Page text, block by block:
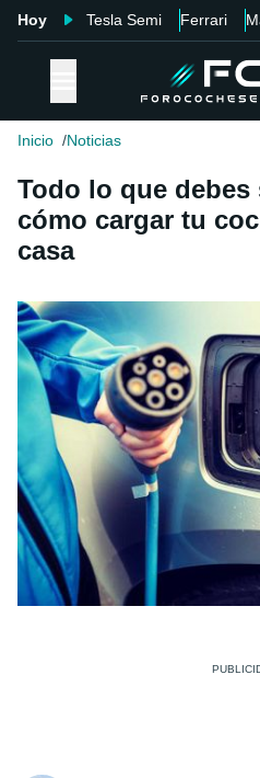
Hoy Tesla Semi Ferrari
Inicio Noticias
Todo lo que debes
cómo cargar tu
casa